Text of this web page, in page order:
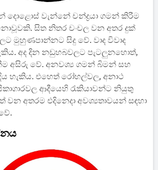
දොළොස් වැන්නේ චන්ද්‍රයා ගමන් කිරීම
සිත නිතර චංචල වන අතර දුක්
මුහුණපාන්නට සිදු වේ. වාද විවාද
අද දින නඩුහබවලට පැටලුනහොත්,
අසිරු වේ. අනවශ්‍ය ගමන් බිමන් සහ
හැකිය. එහෙත් රෝහල්වල, අනාථ
ආදීයෙහි රැකියාවන්ට නියුතු
වන අතරම එදිනෙදා අවශ්‍යතාවයන් සඳහා